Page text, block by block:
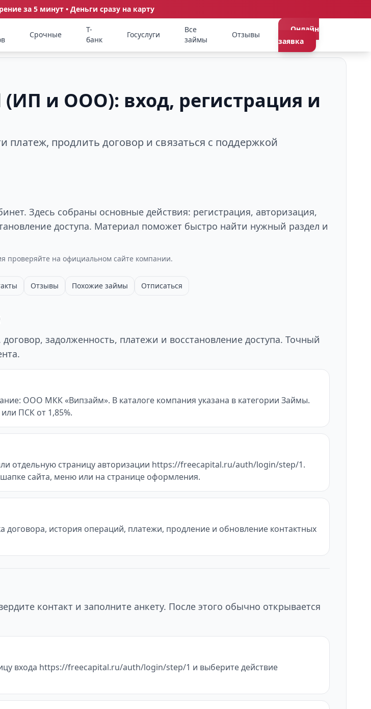
за 5 минут • Деньги сразу на карту
Срочные
Т-
банк
Госуслуги
Все
займы
Отзывы
Онлайн
заявка
и ООО): вход, регистрация и
платеж, продлить договор и связаться с поддержкой
Здесь собраны основные действия: регистрация, авторизация,
доступа. Материал поможет быстро найти нужный раздел и
проверяйте на официальном сайте компании.
Отзывы Похожие займы Отписаться
задолженность, платежи и восстановление доступа. Точный
ООО МКК «Випзайм». В каталоге компания указана в категории Займы.
ПСК от 1,85%.
отдельную страницу авторизации https://freecapital.ru/auth/login/step/1.
сайта, меню или на странице оформления.
история операций, платежи, продление и обновление контактных
контакт и заполните анкету. После этого обычно открывается
входа https://freecapital.ru/auth/login/step/1 и выберите действие